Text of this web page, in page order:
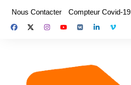
contenu
Nous Contacter Compteur Covid-19